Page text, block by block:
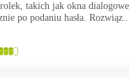
takich jak okna
po podaniu hasła.